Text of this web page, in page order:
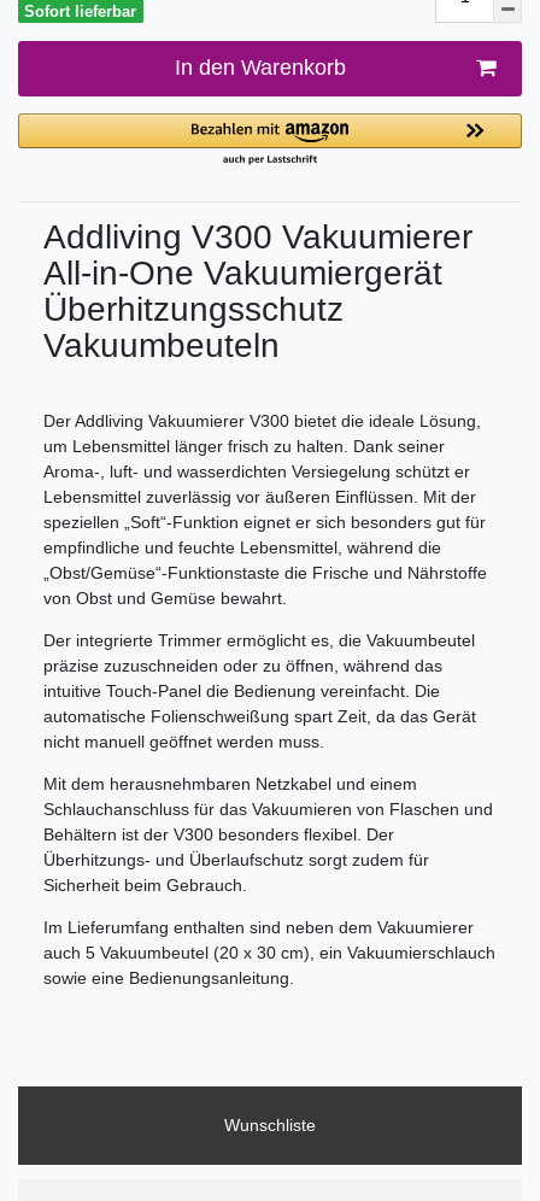
Sofort lieferbar
In den Warenkorb
Addliving V300 Vakuumierer
All-in-One Vakuumiergerät
Überhitzungsschutz
Vakuumbeuteln
Der Addliving Vakuumierer V300 bietet die ideale Lösung,
um Lebensmittel länger frisch zu halten. Dank seiner
Aroma-, luft- und wasserdichten Versiegelung schützt er
Lebensmittel zuverlässig vor äußeren Einflüssen. Mit der
speziellen „Soft“-Funktion eignet er sich besonders gut für
empfindliche und feuchte Lebensmittel, während die
„Obst/Gemüse“-Funktionstaste die Frische und Nährstoffe
von Obst und Gemüse bewahrt.
Der integrierte Trimmer ermöglicht es, die Vakuumbeutel
präzise zuzuschneiden oder zu öffnen, während das
intuitive Touch-Panel die Bedienung vereinfacht. Die
automatische Folienschweißung spart Zeit, da das Gerät
nicht manuell geöffnet werden muss.
Mit dem herausnehmbaren Netzkabel und einem
Schlauchanschluss für das Vakuumieren von Flaschen und
Behältern ist der V300 besonders flexibel. Der
Überhitzungs- und Überlaufschutz sorgt zudem für
Sicherheit beim Gebrauch.
Im Lieferumfang enthalten sind neben dem Vakuumierer
auch 5 Vakuumbeutel (20 x 30 cm), ein Vakuumierschlauch
sowie eine Bedienungsanleitung.
Wunschliste